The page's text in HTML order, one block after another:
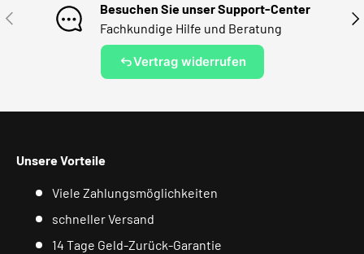
VORHERIGE
Besuchen Sie unser Support-Center
Fachkundige Hilfe und Beratung
Vertrag widerrufen
Unsere Vorteile
Viele Zahlungsmöglichkeiten
schneller Versand
14 Tage Geld-Zurück-Garantie